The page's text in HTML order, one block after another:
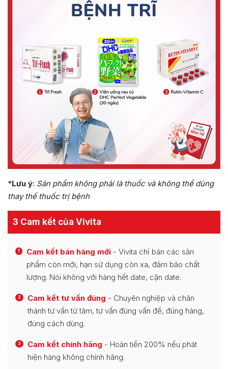
*Lưu ý: Sản phẩm không phải là thuốc và không thể dùng
thay thế thuốc trị bệnh
3 Cam kết của Vivita
1 Cam kết bán hàng mới - Vivita chỉ bán các sản
phẩm còn mới, hạn sử dụng còn xa, đảm bảo chất
lượng. Nói không với hàng hết date, cận date.
2 Cam kết tư vấn đúng - Chuyên nghiệp và chân
thành tư vấn từ tâm, tư vấn đúng vấn đề, đúng hàng,
đúng cách dùng.
3 Cam kết chính hãng - Hoàn tiền 200% nếu phát
hiện hàng không chính hãng.